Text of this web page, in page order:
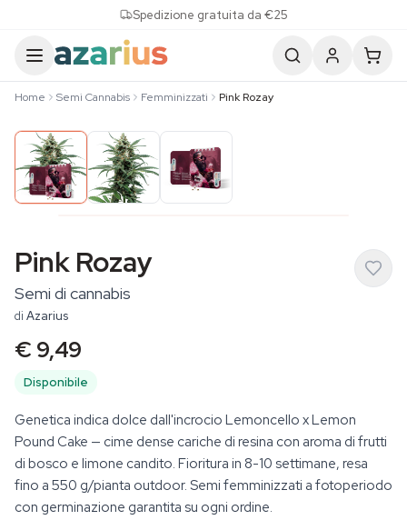
Spedizione gratuita da €25
Home Semi Cannabis Femminizzati Pink Rozay
Pink Rozay
Semi di cannabis
di Azarius
€ 9,49
Disponibile
Genetica indica dolce dall'incrocio Lemoncello x Lemon
Pound Cake — cime dense cariche di resina con aroma di frutti
di bosco e limone candito. Fioritura in 8-10 settimane, resa
fino a 550 g/pianta outdoor. Semi femminizzati a fotoperiodo
con germinazione garantita su ogni ordine.